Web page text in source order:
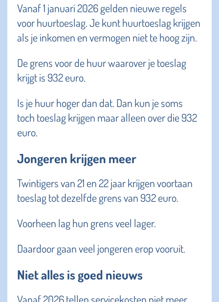
Vanaf 1 januari 2026 gelden nieuwe regels
voor huurtoeslag. Je kunt huurtoeslag krijgen
als je inkomen en vermogen niet te hoog zijn.
De grens voor de huur waarover je toeslag
krijgt is 932 euro.
Is je huur hoger dan dat. Dan kun je soms
toch toeslag krijgen maar alleen over die 932
euro.
Jongeren krijgen meer
Twintigers van 21 en 22 jaar krijgen voortaan
toeslag tot dezelfde grens van 932 euro.
Voorheen lag hun grens veel lager.
Daardoor gaan veel jongeren erop vooruit.
Niet alles is goed nieuws
Vanaf 2026 tellen servicekosten niet meer